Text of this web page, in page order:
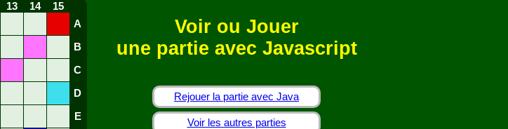
13 14
15
A
B
C
D
E
Voir ou Jouer
une partie avec Javascript
Rejouer la partie avec Java
Voir les autres parties